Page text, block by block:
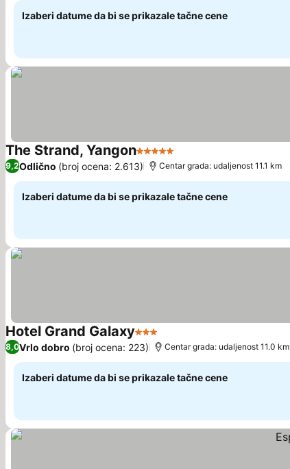
Izaberi datume da bi se prikazale tačne cene
The Strand, Yangon5 Zvezdice
9,2Odlično (broj ocena: 2.613) Centar grada: udaljenost 11.1 km
Izaberi datume da bi se prikazale tačne cene
Hotel Grand Galaxy3 Zvezdice
8,0Vrlo dobro (broj ocena: 223) Centar grada: udaljenost 11.0 km
Izaberi datume da bi se prikazale tačne cene